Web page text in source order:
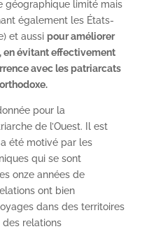
géographique limité mais
également les États-
et aussi pour améliorer
évitant effectivement
avec les patriarcats
pour la
de l’Ouest. Il est
été motivé par les
qui se sont
onze années de
ont bien
dans des territoires
des relations